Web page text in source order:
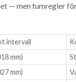
— men tumregler
intervall
mm)
mm)